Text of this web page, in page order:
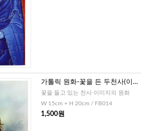
가톨릭 원화-꽃을 든 두천사(이
태리) 20cm
꽃을 들고 있는 천사 이미지의 원화
W 15cm + H 20cm / FB014
1,500원